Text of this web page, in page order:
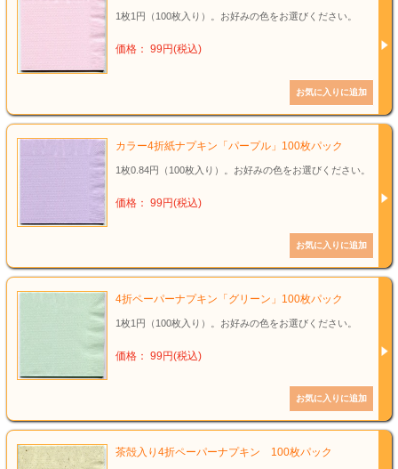
1枚1円（100枚入り）。お好みの色をお選びください。
価格： 99円(税込)
カラー4折紙ナプキン「パープル」100枚パック
1枚0.84円（100枚入り）。お好みの色をお選びください。
価格： 99円(税込)
4折ペーパーナプキン「グリーン」100枚パック
1枚1円（100枚入り）。お好みの色をお選びください。
価格： 99円(税込)
茶殻入り4折ペーパーナプキン 100枚パック